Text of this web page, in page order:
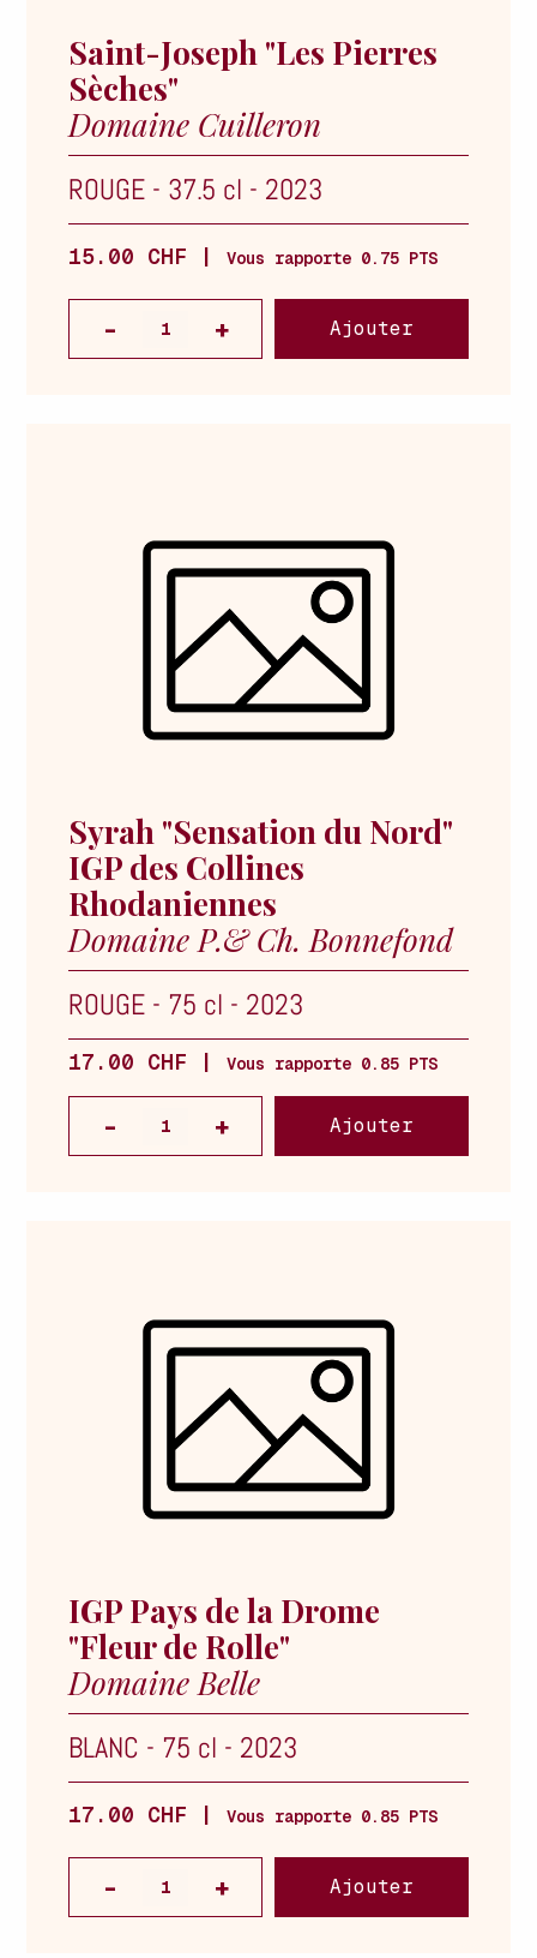
Saint-Joseph "Les Pierres
Sèches"
Domaine Cuilleron
ROUGE - 37.5 cl - 2023
15.00 CHF | Vous rapporte 0.75 PTS
Ajouter
Syrah "Sensation du Nord"
IGP des Collines
Rhodaniennes
Domaine P.& Ch. Bonnefond
ROUGE - 75 cl - 2023
17.00 CHF | Vous rapporte 0.85 PTS
Ajouter
IGP Pays de la Drome
"Fleur de Rolle"
Domaine Belle
BLANC - 75 cl - 2023
17.00 CHF | Vous rapporte 0.85 PTS
Ajouter